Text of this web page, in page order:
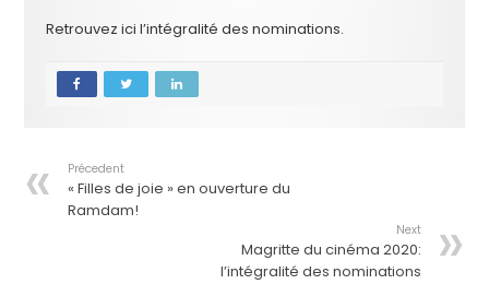
Retrouvez ici l’intégralité des nominations.
Précedent
« Filles de joie » en ouverture du
Ramdam!
Next
Magritte du cinéma 2020:
l’intégralité des nominations